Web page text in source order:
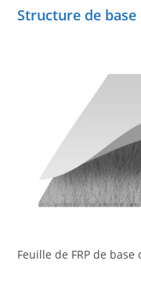
Structure de base
Feuille de FRP de base